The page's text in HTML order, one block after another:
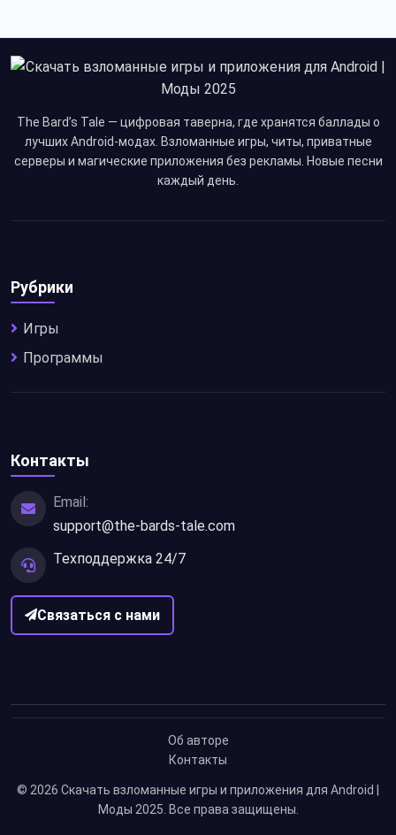
The Bard’s Tale — цифровая таверна, где хранятся баллады о
лучших Android-модах. Взломанные игры, читы, приватные
серверы и магические приложения без рекламы. Новые песни
каждый день.
Рубрики
Игры
Программы
Контакты
Email:
support@the-bards-tale.com
Техподдержка 24/7
Связаться с нами
Об авторе
Контакты
© 2026 Скачать взломанные игры и приложения для Android |
Моды 2025 . Все права защищены.